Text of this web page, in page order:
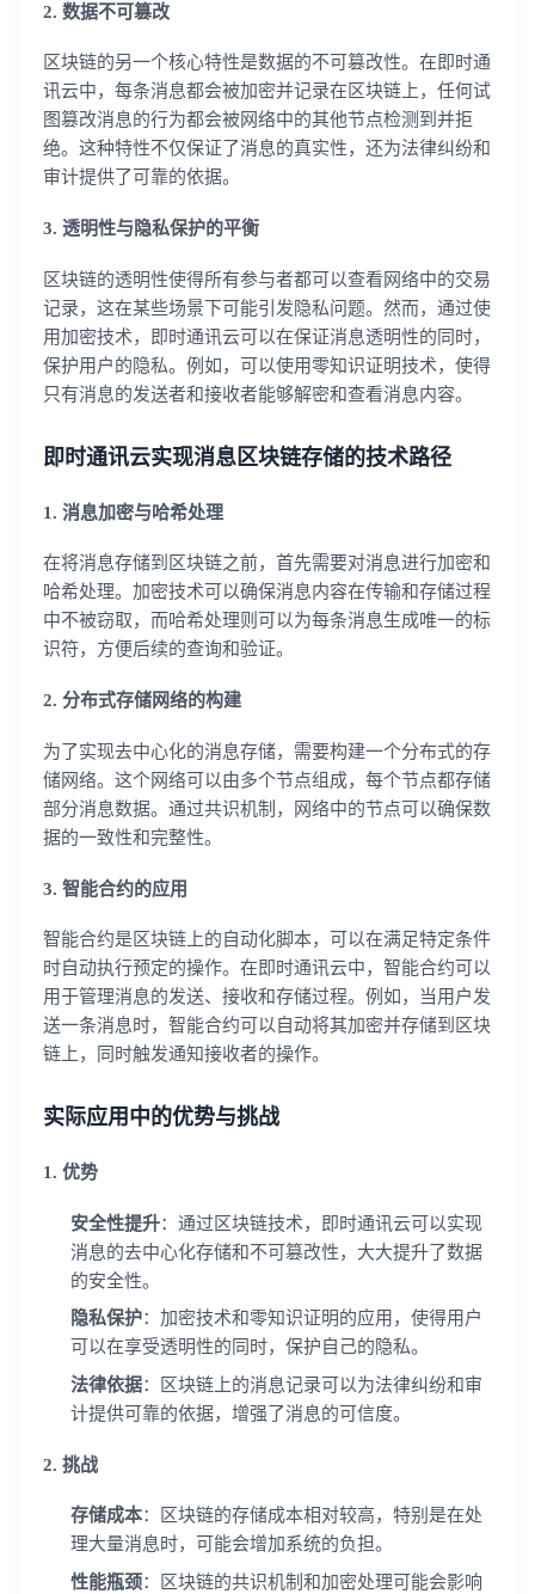
2. 数据不可篡改
区块链的另一个核心特性是数据的不可篡改性。在即时通
讯云中，每条消息都会被加密并记录在区块链上，任何试
图篡改消息的行为都会被网络中的其他节点检测到并拒
绝。这种特性不仅保证了消息的真实性，还为法律纠纷和
审计提供了可靠的依据。
3. 透明性与隐私保护的平衡
区块链的透明性使得所有参与者都可以查看网络中的交易
记录，这在某些场景下可能引发隐私问题。然而，通过使
用加密技术，即时通讯云可以在保证消息透明性的同时，
保护用户的隐私。例如，可以使用零知识证明技术，使得
只有消息的发送者和接收者能够解密和查看消息内容。
即时通讯云实现消息区块链存储的技术路径
1. 消息加密与哈希处理
在将消息存储到区块链之前，首先需要对消息进行加密和
哈希处理。加密技术可以确保消息内容在传输和存储过程
中不被窃取，而哈希处理则可以为每条消息生成唯一的标
识符，方便后续的查询和验证。
2. 分布式存储网络的构建
为了实现去中心化的消息存储，需要构建一个分布式的存
储网络。这个网络可以由多个节点组成，每个节点都存储
部分消息数据。通过共识机制，网络中的节点可以确保数
据的一致性和完整性。
3. 智能合约的应用
智能合约是区块链上的自动化脚本，可以在满足特定条件
时自动执行预定的操作。在即时通讯云中，智能合约可以
用于管理消息的发送、接收和存储过程。例如，当用户发
送一条消息时，智能合约可以自动将其加密并存储到区块
链上，同时触发通知接收者的操作。
实际应用中的优势与挑战
1. 优势
安全性提升：通过区块链技术，即时通讯云可以实现
消息的去中心化存储和不可篡改性，大大提升了数据
的安全性。
隐私保护：加密技术和零知识证明的应用，使得用户
可以在享受透明性的同时，保护自己的隐私。
法律依据：区块链上的消息记录可以为法律纠纷和审
计提供可靠的依据，增强了消息的可信度。
2. 挑战
存储成本：区块链的存储成本相对较高，特别是在处
理大量消息时，可能会增加系统的负担。
性能瓶颈：区块链的共识机制和加密处理可能会影响